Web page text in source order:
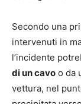
Secondo una
intervenuti in
l’incidente
di un cavo o da
vettura, nel